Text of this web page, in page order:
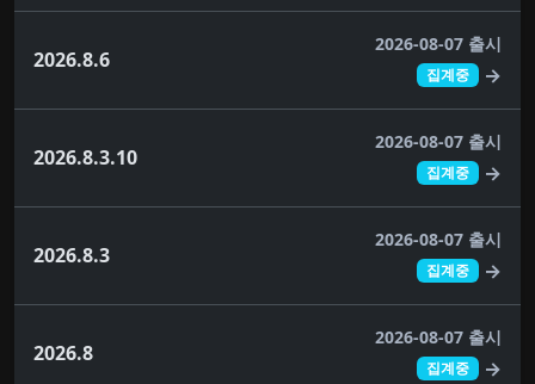
2026.8.6
2026-08-07 출시
집계중 →
2026.8.3.10
2026-08-07 출시
집계중 →
2026.8.3
2026-08-07 출시
집계중 →
2026.8
2026-08-07 출시
집계중 →